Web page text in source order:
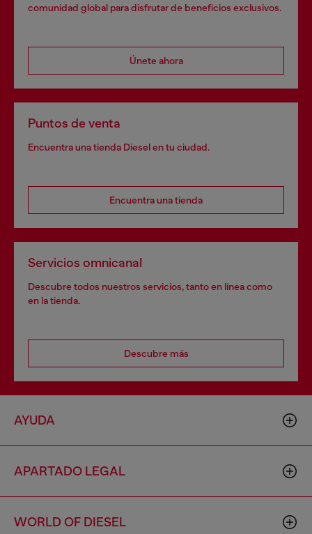
comunidad global para disfrutar de beneficios exclusivos.
Únete ahora
Puntos de venta
Encuentra una tienda Diesel en tu ciudad.
Encuentra una tienda
Servicios omnicanal
Descubre todos nuestros servicios, tanto en línea como
en la tienda.
Descubre más
AYUDA
APARTADO LEGAL
WORLD OF DIESEL